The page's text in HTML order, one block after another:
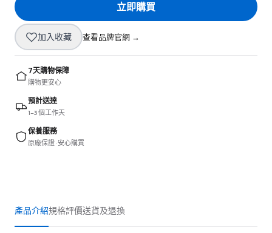
立即購買
加入收藏 查看品牌官網 →
7天購物保障
購物更安心
預計送達
1–3 個工作天
保養服務
原廠保證 · 安心購買
產品介紹規格評價送貨及退換